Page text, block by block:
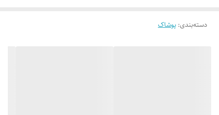
دسته‌بندی: پوشاک